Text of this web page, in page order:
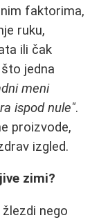
faktorima,
ruku,
ili čak
jedna
meni
ispod nule".
proizvode,
izgled.
zimi?
nego